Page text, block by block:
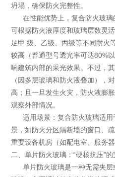
坍塌，确保防火完整性。
在性能优势上，复合防火玻
可根据防火液厚度和玻璃层数灵
足甲 级、乙级、丙级等不同耐火
较高（普通型号透光率可达80%
响建筑内部的采光效果。不过，
（因多层玻璃和防火液叠加），
高；且一旦发生火灾，防火液膨
观察外部情况。
适用场景：复合防火玻璃适
景，如防火分区隔断墙的窗口、
重要设备机房（如配电室、服务
二、单片防火玻璃：“硬核抗压”
单片防火玻璃是一种无需夹层